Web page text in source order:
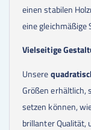
50
einen stabilen
eine gleichmäßige
Vielseitige
Unsere
Größen erhältlich,
setzen können,
brillanter Qualität,